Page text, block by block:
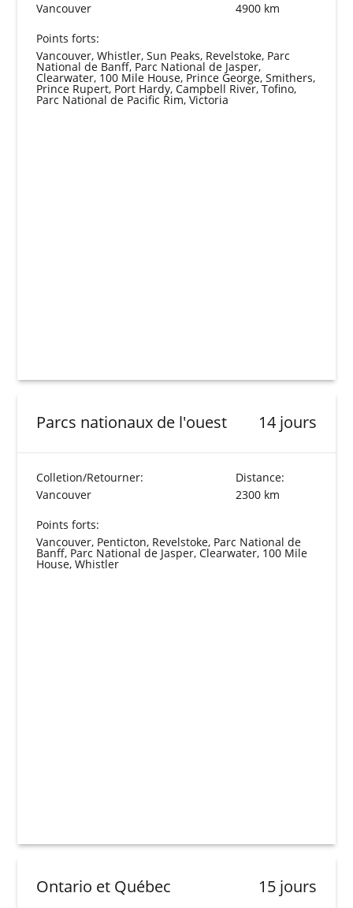
Vancouver
4900 km
Points forts:
Vancouver, Whistler, Sun Peaks, Revelstoke, Parc
National de Banff, Parc National de Jasper,
Clearwater, 100 Mile House, Prince George, Smithers,
Prince Rupert, Port Hardy, Campbell River, Tofino,
Parc National de Pacific Rim, Victoria
Parcs nationaux de l'ouest 14 jours
Colletion/Retourner:
Vancouver
Distance:
2300 km
Points forts:
Vancouver, Penticton, Revelstoke, Parc National de
Banff, Parc National de Jasper, Clearwater, 100 Mile
House, Whistler
Ontario et Québec 15 jours